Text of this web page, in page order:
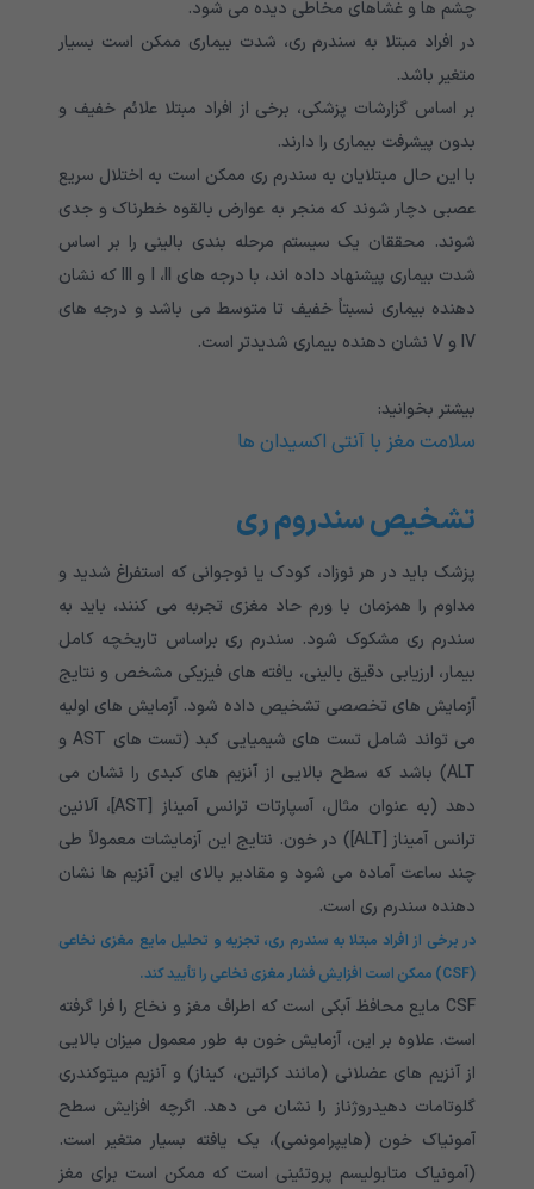
چشم ها و غشاهای مخاطی دیده می شود.
در افراد مبتلا به سندرم ری، شدت بیماری ممکن است بسیار
متغیر باشد.
بر اساس گزارشات پزشکی، برخی از افراد مبتلا علائم خفیف و
بدون پیشرفت بیماری را دارند.
با این حال مبتلایان به سندرم ری ممکن است به اختلال سریع
عصبی دچار شوند که منجر به عوارض بالقوه خطرناک و جدی
شوند. محققان یک سیستم مرحله بندی بالینی را بر اساس
شدت بیماری پیشنهاد داده اند، با درجه های I ،II و III که نشان
دهنده بیماری نسبتاً خفیف تا متوسط می باشد و درجه های
IV و V نشان دهنده بیماری شدیدتر است.
بیشتر بخوانید:
سلامت مغز با آنتی اکسیدان‌ ها
تشخیص سندروم ری
پزشک باید در هر نوزاد، کودک یا نوجوانی که استفراغ شدید و
مداوم را همزمان با ورم حاد مغزی تجربه می کنند، باید به
سندرم ری مشکوک شود. سندرم ری براساس تاریخچه کامل
بیمار، ارزیابی دقیق بالینی، یافته های فیزیکی مشخص و نتایج
آزمایش های تخصصی تشخیص داده شود. آزمایش های اولیه
می تواند شامل تست های شیمیایی کبد (تست های AST و
ALT) باشد که سطح بالایی از آنزیم های کبدی را نشان می
دهد (به عنوان مثال، آسپارتات ترانس آمیناز [AST]، آلانین
ترانس آمیناز [ALT]) در خون. نتایج این آزمایشات معمولاً طی
چند ساعت آماده می شود و مقادیر بالای این آنزیم ها نشان
دهنده سندرم ری است.
در برخی از افراد مبتلا به سندرم ری، تجزیه و تحلیل مایع مغزی نخاعی
(CSF) ممکن است افزایش فشار مغزی نخاعی را تأیید کند.
CSF مایع محافظ آبکی است که اطراف مغز و نخاع را فرا گرفته
است. علاوه بر این، آزمایش خون به طور معمول میزان بالایی
از آنزیم های عضلانی (مانند کراتین، کیناز) و آنزیم میتوکندری
گلوتامات دهیدروژناز را نشان می دهد. اگرچه افزایش سطح
آمونیاک خون (هایپرامونمی)، یک یافته بسیار متغیر است.
(آمونیاک متابولیسم پروتئینی است که ممکن است برای مغز